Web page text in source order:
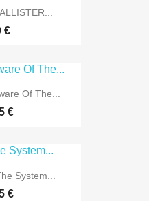
€
Of The...
€
System...
€